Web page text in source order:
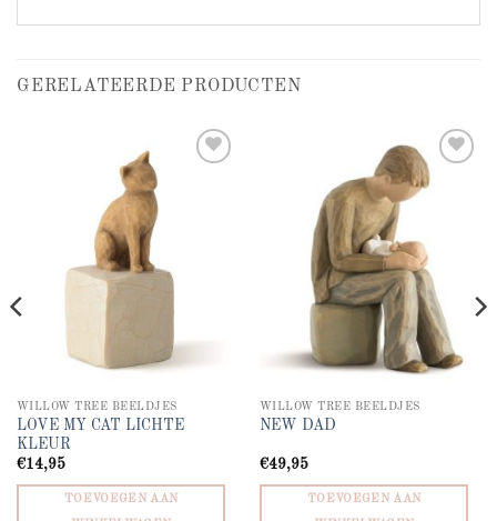
GERELATEERDE PRODUCTEN
WILLOW TREE BEELDJES
LOVE MY CAT LICHTE
KLEUR
€14,95
TOEVOEGEN AAN
WILLOW TREE BEELDJES
NEW DAD
€49,95
TOEVOEGEN AAN